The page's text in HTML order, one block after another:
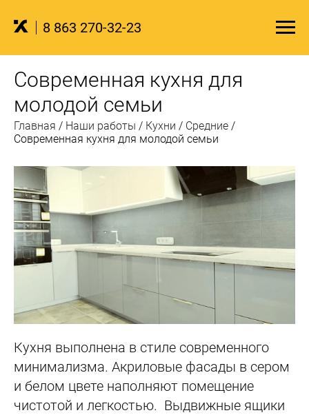
8 863 270-32-23
Современная кухня для
молодой семьи
Главная / Наши работы / Кухни / Средние /
Современная кухня для молодой семьи
Кухня выполнена в стиле современного
минимализма. Акриловые фасады в сером
и белом цвете наполняют помещение
чистотой и легкостью. Выдвижные ящики